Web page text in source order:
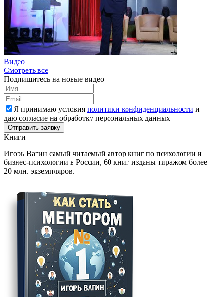
Видео
Смотреть все
Подпишитесь на новые видео
Я принимаю условия политики конфиденциальности и
даю согласие на обработку персональных данных
Отправить заявку
Книги
Игорь Вагин самый читаемый автор книг по психологии и
бизнес-психологии в России, 60 книг изданы тиражом более
20 млн. экземпляров.